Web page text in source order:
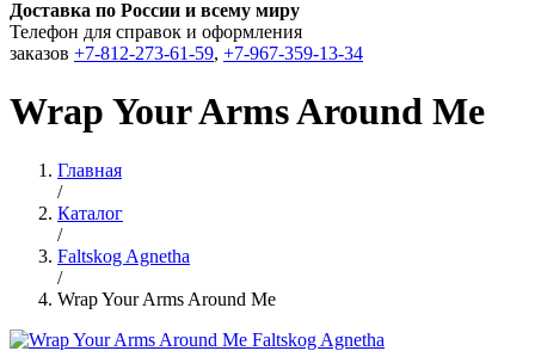
Доставка по России и всему миру
Телефон для справок и оформления
заказов +7-812-273-61-59, +7-967-359-13-34
Wrap Your Arms Around Me
Главная
/
Каталог
/
Faltskog Agnetha
/
Wrap Your Arms Around Me